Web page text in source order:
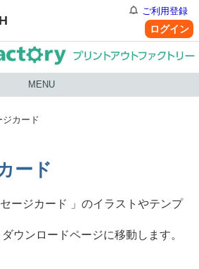
ご利用登録
ログイン
MENU
ジカード
ード
ージカード
」のイラストやテンプ
ウンロードページに移動します。